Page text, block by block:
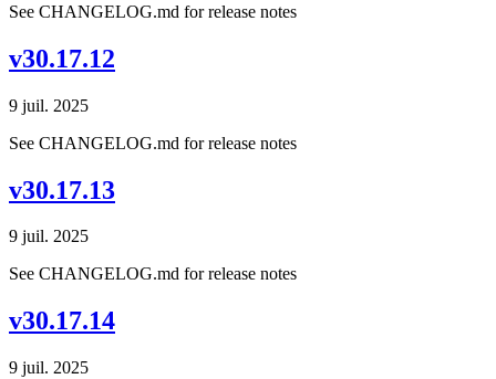
See CHANGELOG.md for release notes
v30.17.12
9 juil. 2025
See CHANGELOG.md for release notes
v30.17.13
9 juil. 2025
See CHANGELOG.md for release notes
v30.17.14
9 juil. 2025